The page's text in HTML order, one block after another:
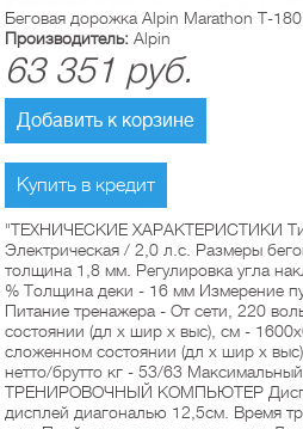
Беговая дорожка Alpin Marathon T-
Производитель: Alpin
63 351 руб.
Добавить к корзине
Купить в кредит
"ТЕХНИЧЕСКИЕ ХАРАКТЕРИСТИКИ
Электрическая / 2,0 л.с. Размеры
толщина 1,8 мм. Регулировка угла
% Толщина деки - 16 мм Измерение
Питание тренажера - От сети, 220
состоянии (дл х шир х выс), см -
сложенном состоянии (дл х шир х
нетто/брутто кг - 53/63
ТРЕНИРОВОЧНЫЙ КОМПЬЮТЕР
дисплей диагональю 12,5см. Время